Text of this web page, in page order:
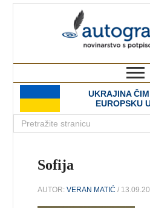
UKRAJINA
EUROPSKU
Sofija
AUTOR:VERAN MATIĆ /